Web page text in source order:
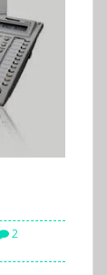
2